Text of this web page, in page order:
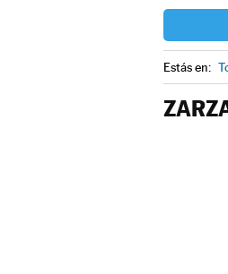
Estás en: